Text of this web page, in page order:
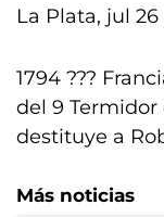
La Plata, jul
1794 ???
del 9 Termidor
destituye a
Más noticias